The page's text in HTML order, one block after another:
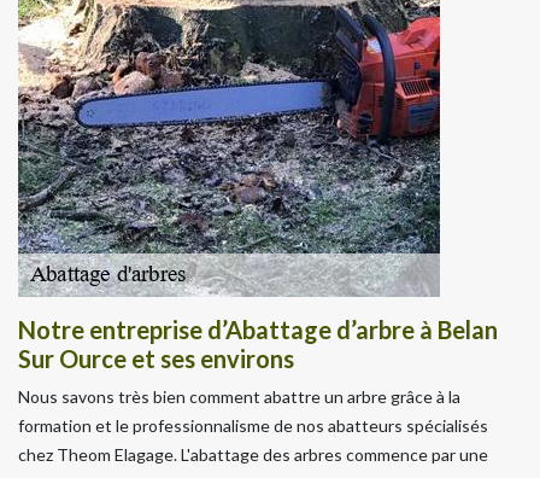
Notre entreprise d’Abattage d’arbre à Belan
Sur Ource et ses environs
Nous savons très bien comment abattre un arbre grâce à la
formation et le professionnalisme de nos abatteurs spécialisés
chez Theom Elagage. L'abattage des arbres commence par une